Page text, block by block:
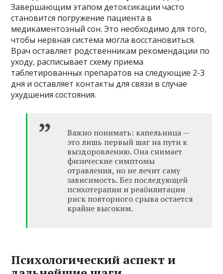
Завершающим этапом детоксикации часто
становится погружение пациента в
медикаментозный сон. Это необходимо для того,
чтобы нервная система могла восстановиться.
Врач оставляет родственникам рекомендации по
уходу, расписывает схему приема
таблетированных препаратов на следующие 2-3
дня и оставляет контакты для связи в случае
ухудшения состояния.
Важно понимать: капельница —
это лишь первый шаг на пути к
выздоровлению. Она снимает
физические симптомы
отравления, но не лечит саму
зависимость. Без последующей
психотерапии и реабилитации
риск повторного срыва остается
крайне высоким.
Психологический аспект и